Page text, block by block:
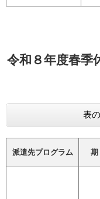
令和８年度春季
表
派遣先プログラム 期